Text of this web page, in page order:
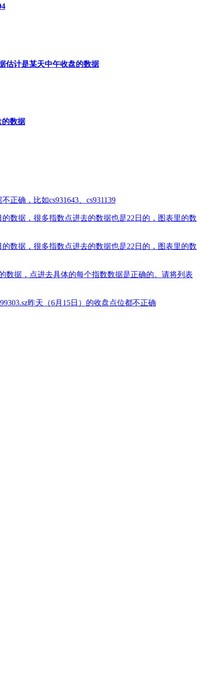
估计是某天中午收盘的数据
的数据
正确，比如cs931643、cs931139
数据，很多指数点进去的数据也是22日的，图表里的数
数据，很多指数点进去的数据也是22日的，图表里的数
数据，点进去具体的每个指数数据是正确的。请将列表
昨天（6月15日）的收盘点位都不正确